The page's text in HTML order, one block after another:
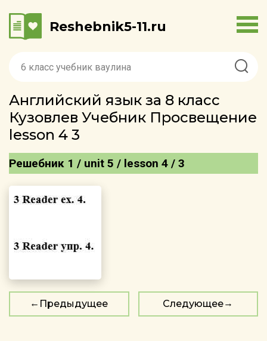
Reshebnik5-11.ru
Английский язык за 8 класс
Кузовлев Учебник Просвещение
lesson 4 3
Решебник 1 / unit 5 / lesson 4 / 3
Предыдущее Следующее